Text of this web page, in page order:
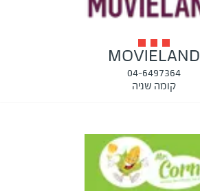
MOVIELAND
04-6497364
קומה שניה